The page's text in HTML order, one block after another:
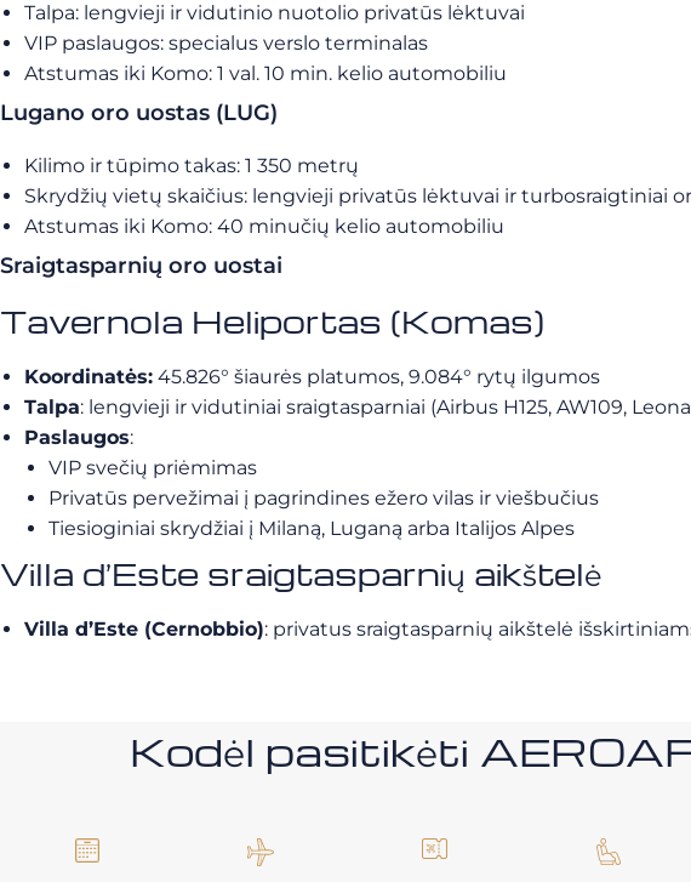
Talpa: lengvieji ir vidutinio nuotolio privatūs lėktuvai
VIP paslaugos: specialus verslo terminalas
Atstumas iki Komo: 1 val. 10 min. kelio automobiliu
Lugano oro uostas (LUG)
Kilimo ir tūpimo takas: 1 350 metrų
Skrydžių vietų skaičius: lengvieji privatūs lėktuvai ir turbosraigtiniai
Atstumas iki Komo: 40 minučių kelio automobiliu
Sraigtasparnių oro uostai
Tavernola Heliportas (Komas)
Koordinatės: 45.826° šiaurės platumos, 9.084° rytų ilgumos
Talpa: lengvieji ir vidutiniai sraigtasparniai (Airbus H125, AW109,
Paslaugos:
VIP svečių priėmimas
Privatūs pervežimai į pagrindines ežero vilas ir viešbučius
Tiesioginiai skrydžiai į Milaną, Luganą arba Italijos Alpes
Villa d’Este sraigtasparnių aikštelė
Villa d’Este (Cernobbio): privatus sraigtasparnių aikštelė
Kodėl pasitikėti